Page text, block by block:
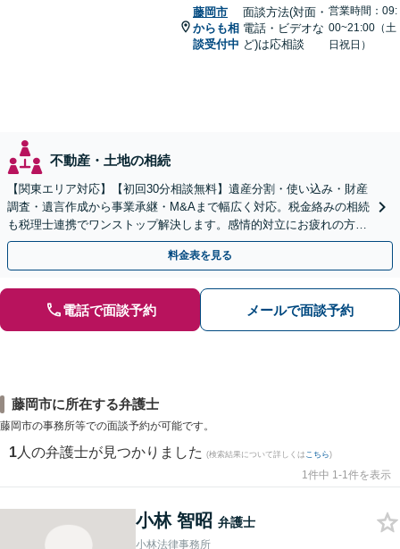
藤岡市
からも相
談受付中
面談方法(対面・
電話・ビデオな
ど)は応相談
営業時間：09:
00~21:00（土
日祝日）
不動産・土地の相続
【関東エリア対応】【初回30分相談無料】遺産分割・使い込み・財産
調査・遺言作成から事業承継・M&Aまで幅広く対応。税金絡みの相続
も税理士連携でワンストップ解決します。感情的対立にお疲れの方や
紛争予防をご検討の方も、お気軽にご相談ください。
料金表を見る
電話で面談予約 メールで面談予約
藤岡市に所在する弁護士
藤岡市の事務所等での面談予約が可能です。
1 人の弁護士が見つかりました (検索結果について詳しくは こちら)
1件中 1-1件を表示
小林 智昭 弁護士
小林法律事務所